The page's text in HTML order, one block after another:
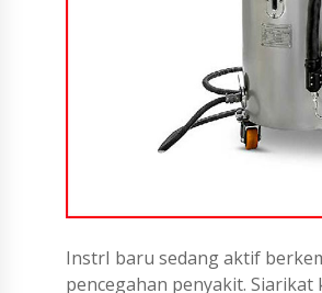
InstrI baru sedang aktif
pencegahan penyakit.